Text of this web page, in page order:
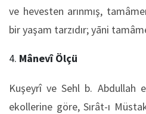
ve hevesten arınmış,
bir yaşam tarzıdır; yāni
Mânevî Ölçü
Kuşeyrî ve Sehl b.
ekollerine göre, Sırât-ı